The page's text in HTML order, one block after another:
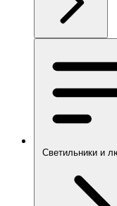
Светильники и